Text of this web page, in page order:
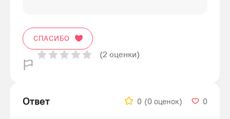
СПАСИБО
(2 оценки)
Ответ 0 (0 оценок) 0